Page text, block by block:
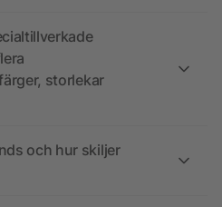
storlekar
och hur skiljer